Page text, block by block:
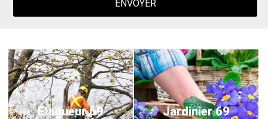
Elagueur 69 Jardinier 69